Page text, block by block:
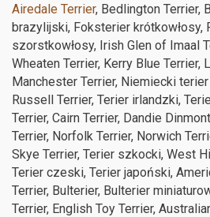
Airedale Terrier, Bedlington Terrier,
brazylijski, Foksterier krótkowłosy,
szorstkowłosy, Irish Glen of Imaal
Wheaten Terrier, Kerry Blue Terrier,
Manchester Terrier, Niemiecki
Russell Terrier, Terier irlandzki,
Terrier, Cairn Terrier, Dandie
Terrier, Norfolk Terrier, Norwich
Skye Terrier, Terier szkocki, West
Terier czeski, Terier japoński,
Terrier, Bulterier, Bulterier
Terrier, English Toy Terrier,